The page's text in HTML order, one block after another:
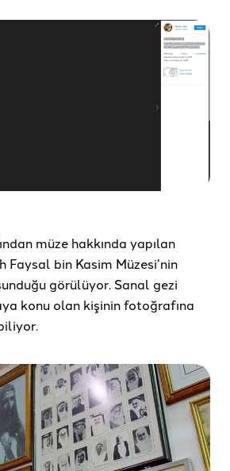
müze hakkında yapılan
Faysal bin Kasim Müzesi’nin
görülüyor. Sanal gezi
konu olan kişinin fotoğrafına